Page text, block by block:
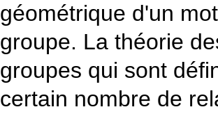
géométrique d'un
groupe. La théorie
groupes qui sont
certain nombre de